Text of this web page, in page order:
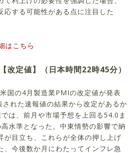
応する可能性がある点に注目した
はこちら
改定値】（日本時間22時45分）
国の4月製造業PMIの改定値が発表
れた速報値の結果から改定があるか
は、前月や市場予想を上回る54.0ま
水準となった。中東情勢の影響で納
が目立ち、これらが全体の押し上げ
、今後数か月にわたってインフレ急